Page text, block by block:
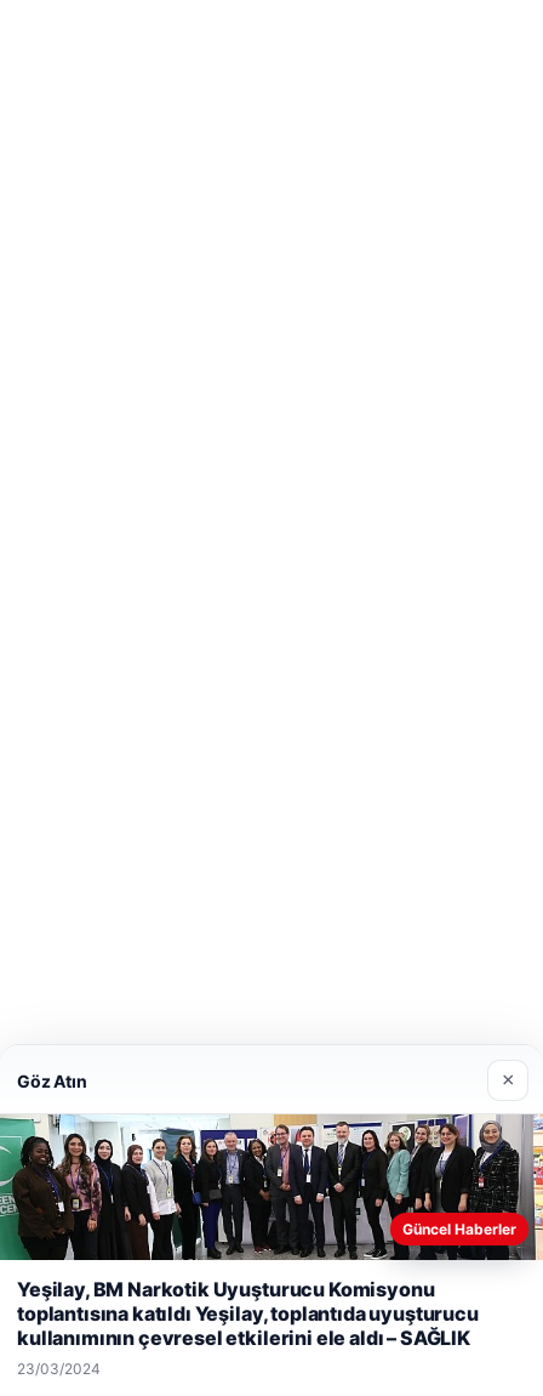
Web sitemizi nasıl kullandığınızı daha iyi anlayabilmek,
geliştirmek amacıyla çerezler kullanıyoruz.Çerez Politikamız
Göz Atın ×
Güncel Haberler
Yeşilay, BM Narkotik Uyuşturucu Komisyonu
toplantısına katıldı Yeşilay, toplantıda uyuşturucu
kullanımının çevresel etkilerini ele aldı – SAĞLIK
23/03/2024